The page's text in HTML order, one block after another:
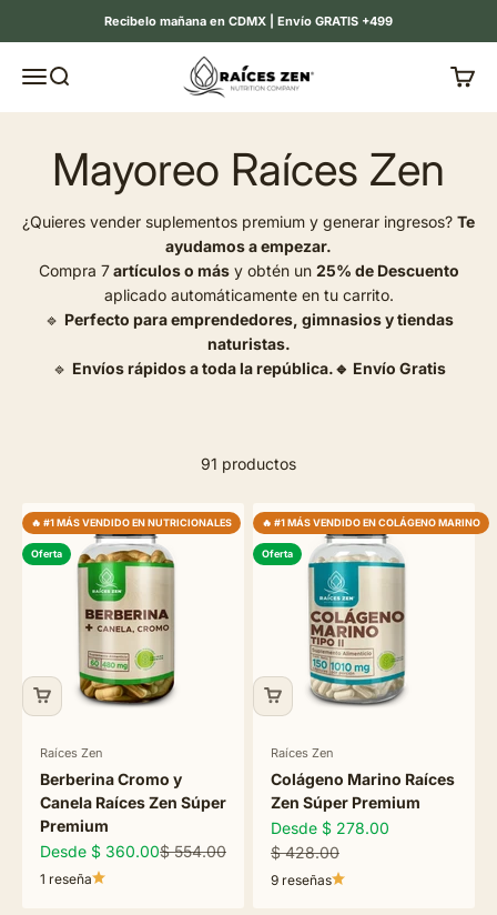
Recibelo mañana en CDMX | Envío GRATIS +499
MenúBuscar Raíces Zen Carrito
¿Quieres vender suplementos premium y generar ingresos? Te
ayudamos a empezar.
Compra 7artículos o másy obtén un 25% de Descuento
aplicado automáticamente en tu carrito.
🔹 Perfecto para emprendedores, gimnasios y tiendas
naturistas.
🔹 Envíos rápidos a toda la república.🔹 Envío Gratis
91 productos
🔥 #1 MÁS VENDIDO EN NUTRICIONALES
Oferta
Raíces Zen
Berberina Cromo y
Canela Raíces Zen Súper
Premium
Precio de oferta
Desde $ 360.00Precio normal
$ 554.00
1 reseña
🔥 #1 MÁS VENDIDO EN COLÁGENO MARINO
Oferta
Raíces Zen
Colágeno Marino Raíces
Zen Súper Premium
Precio de oferta
Desde $ 278.00
Precio normal
$ 428.00
9 reseñas